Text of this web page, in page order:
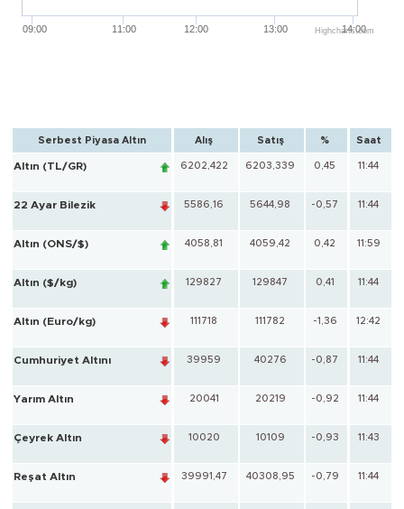
09:00 11:00 12:00 13:00 14:00
Highcharts.com
Serbest Piyasa Altın Alış Satış % Saat
Altın (TL/GR) 6202,422 6203,339 0,45 11:44
22 Ayar Bilezik 5586,16 5644,98 -0,57 11:44
Altın (ONS/$) 4058,81 4059,42 0,42 11:59
Altın ($/kg) 129827 129847 0,41 11:44
Altın (Euro/kg) 111718 111782 -1,36 12:42
Cumhuriyet Altını 39959 40276 -0,87 11:44
Yarım Altın 20041 20219 -0,92 11:44
Çeyrek Altın 10020 10109 -0,93 11:43
Reşat Altın 39991,47 40308,95 -0,79 11:44